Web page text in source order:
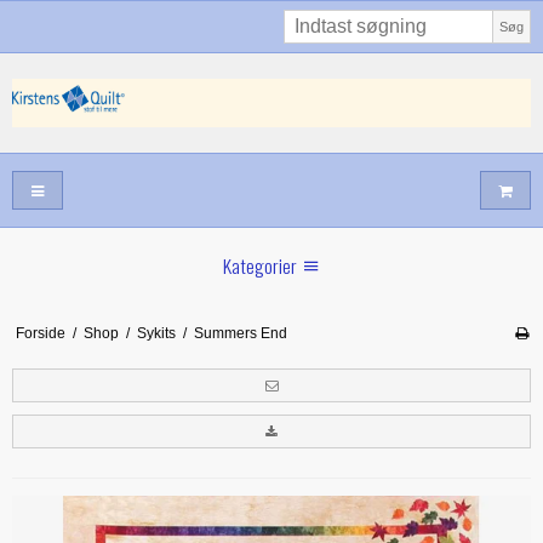
Søg
Kategorier
Maj/juni nyt
Forår hos Kirstens Quilt
Tilbud
Forside / Shop / Sykits / Summers End